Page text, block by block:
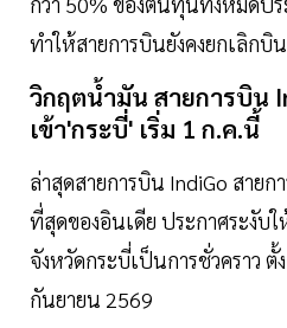
ทำให้สายการบินยังคงยกเลิกบิ
วิกฤตน้ำมัน สายการบิน
เข้า'กระบี่' เริ่ม 1 ก.ค.นี้
ล่าสุดสายการบิน IndiGo สาย
ที่สุดของอินเดีย ประกาศระงับ
จังหวัดกระบี่เป็นการชั่วคราว
กันยายน 2569